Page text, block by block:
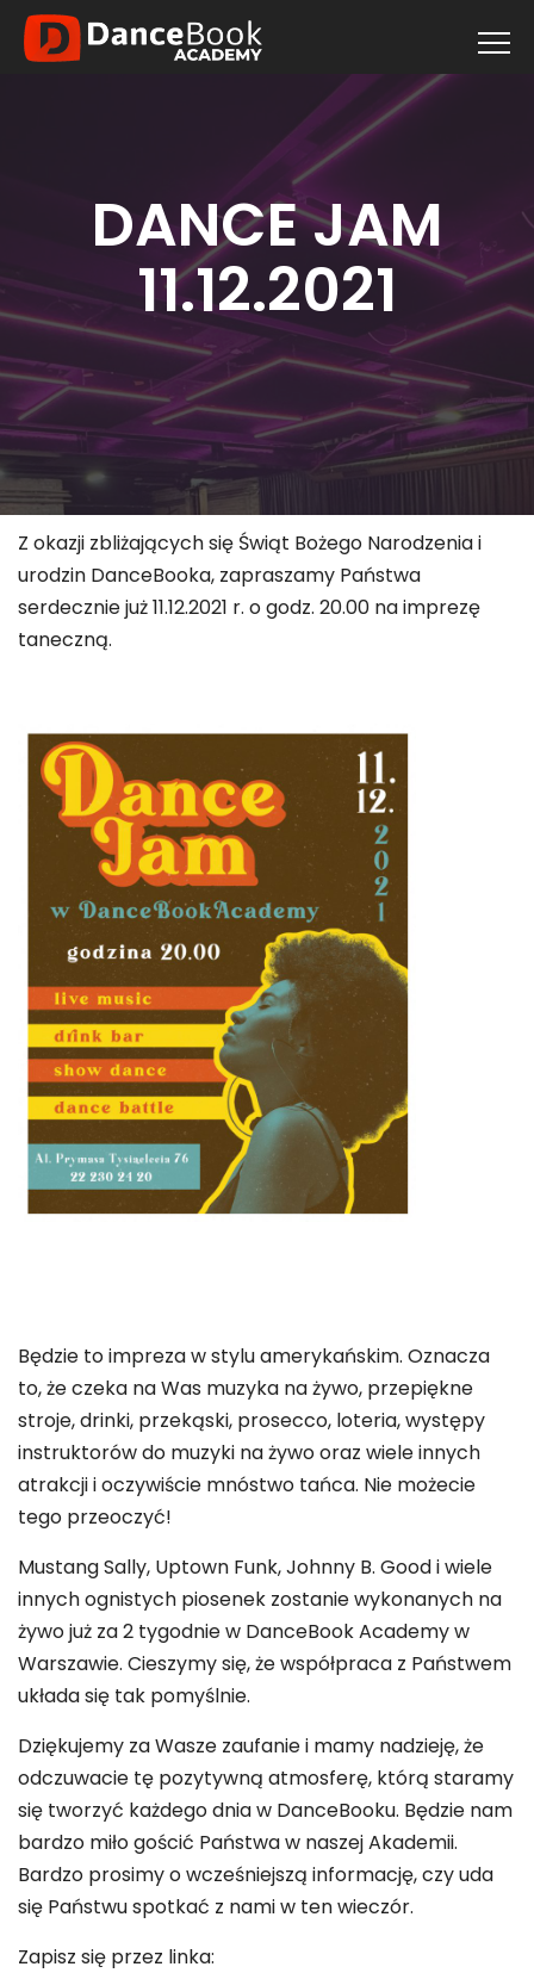
DANCE JAM
11.12.2021
Z okazji zbliżających się Świąt Bożego Narodzenia i
urodzin DanceBooka, zapraszamy Państwa
serdecznie już 11.12.2021 r. o godz. 20.00 na imprezę
taneczną.
Będzie to impreza w stylu amerykańskim. Oznacza
to, że czeka na Was muzyka na żywo, przepiękne
stroje, drinki, przekąski, prosecco, loteria, występy
instruktorów do muzyki na żywo oraz wiele innych
atrakcji i oczywiście mnóstwo tańca. Nie możecie
tego przeoczyć!
Mustang Sally, Uptown Funk, Johnny B. Good i wiele
innych ognistych piosenek zostanie wykonanych na
żywo już za 2 tygodnie w DanceBook Academy w
Warszawie. Cieszymy się, że współpraca z Państwem
układa się tak pomyślnie.
Dziękujemy za Wasze zaufanie i mamy nadzieję, że
odczuwacie tę pozytywną atmosferę, którą staramy
się tworzyć każdego dnia w DanceBooku. Będzie nam
bardzo miło gościć Państwa w naszej Akademii.
Bardzo prosimy o wcześniejszą informację, czy uda
się Państwu spotkać z nami w ten wieczór.
Zapisz się przez linka: